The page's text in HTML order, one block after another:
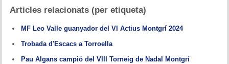
Articles relacionats (per etiqueta)
MF Leo Valle guanyador del VI Actius Montgrí 2024
Trobada d'Escacs a Torroella
Pau Algans campió del VIII Torneig de Nadal Montgrí